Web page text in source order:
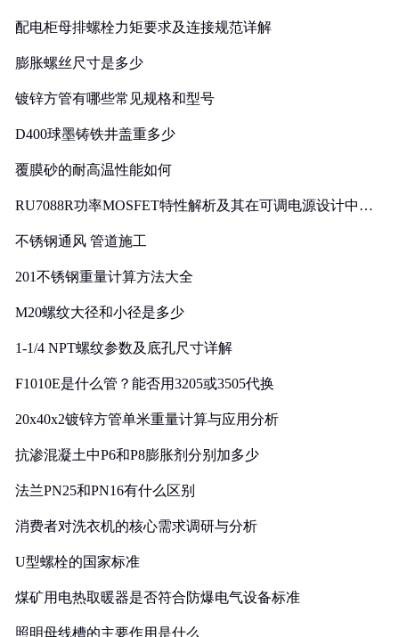
配电柜母排螺栓力矩要求及连接规范详解
膨胀螺丝尺寸是多少
镀锌方管有哪些常见规格和型号
D400球墨铸铁井盖重多少
覆膜砂的耐高温性能如何
RU7088R功率MOSFET特性解析及其在可调电源设计中的
不锈钢通风 管道施工
201不锈钢重量计算方法大全
M20螺纹大径和小径是多少
1-1/4 NPT螺纹参数及底孔尺寸详解
F1010E是什么管？能否用3205或3505代换
20x40x2镀锌方管单米重量计算与应用分析
抗渗混凝土中P6和P8膨胀剂分别加多少
法兰PN25和PN16有什么区别
消费者对洗衣机的核心需求调研与分析
U型螺栓的国家标准
煤矿用电热取暖器是否符合防爆电气设备标准
照明母线槽的主要作用是什么